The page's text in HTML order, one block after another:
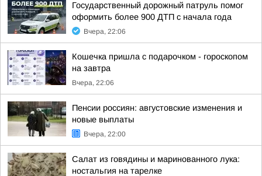
Государственный дорожный патруль помог
оформить более 900 ДТП с начала года
Вчера, 22:06
Кошечка пришла с подарочком - гороскопом
на завтра
Вчера, 22:06
Пенсии россиян: августовские изменения и
новые выплаты
Вчера, 22:00
Салат из говядины и маринованного лука:
ностальгия на тарелке